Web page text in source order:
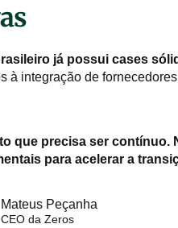
já possui cases
à integração de
que precisa ser contínuo.
para acelerar a
Mateus Peçanha
CEO da Zeros